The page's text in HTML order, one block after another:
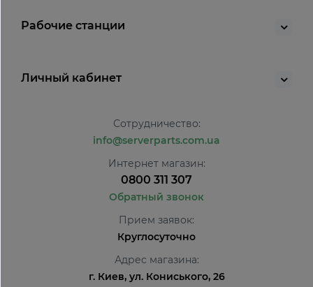
Рабочие станции
Личный кабинет
Сотрудничество:
info@serverparts.com.ua
Интернет магазин:
0800 311 307
Обратный звонок
Прием заявок:
Круглосуточно
Адрес магазина:
г. Киев, ул. Кониського, 26